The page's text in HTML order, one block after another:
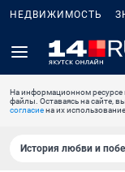
НЕДВИЖИМОСТЬ
На информационном ресурсе
файлы. Оставаясь на сайте,
согласиена их использование.
История любви и